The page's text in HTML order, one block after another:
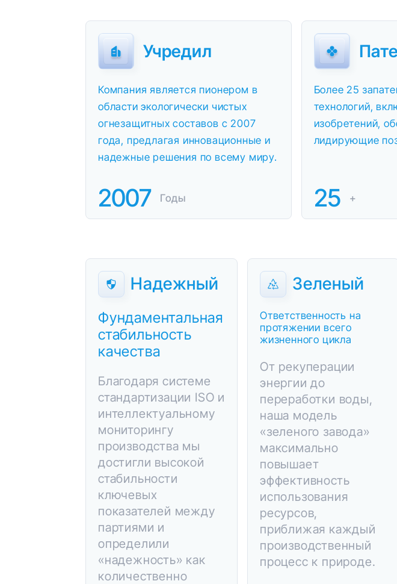
Учредил
Компания является пионером в
области экологически чистых
огнезащитных составов с 2007
года, предлагая инновационные и
надежные решения по всему миру.
2007 Годы
Более 25
технологий,
изобретений,
лидирующие
25 +
Надежный
Фундаментальная
стабильность
качества
Благодаря системе
стандартизации ISO и
интеллектуальному
мониторингу
производства мы
достигли высокой
стабильности
ключевых
показателей между
партиями и
определили
«надежность» как
количественно
Зеленый
Ответственность на
протяжении всего
жизненного цикла
От рекуперации
энергии до
переработки воды,
наша модель
«зеленого завода»
максимально
повышает
эффективность
использования
ресурсов,
приближая каждый
производственный
процесс к природе.